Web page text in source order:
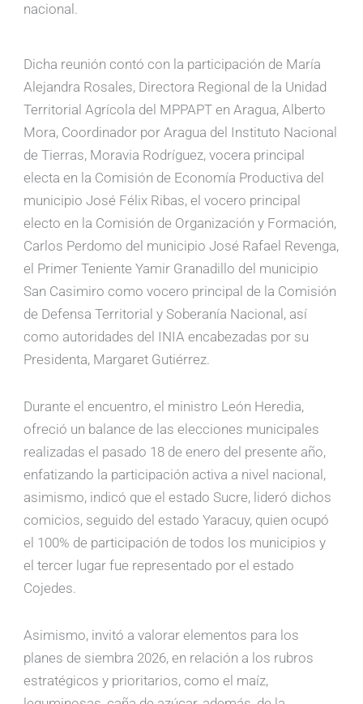
nacional.
Dicha reunión contó con la participación de María
Alejandra Rosales, Directora Regional de la Unidad
Territorial Agrícola del MPPAPT en Aragua, Alberto
Mora, Coordinador por Aragua del Instituto Nacional
de Tierras, Moravia Rodríguez, vocera principal
electa en la Comisión de Economía Productiva del
municipio José Félix Ribas, el vocero principal
electo en la Comisión de Organización y Formación,
Carlos Perdomo del municipio José Rafael Revenga,
el Primer Teniente Yamir Granadillo del municipio
San Casimiro como vocero principal de la Comisión
de Defensa Territorial y Soberanía Nacional, así
como autoridades del INIA encabezadas por su
Presidenta, Margaret Gutiérrez.
Durante el encuentro, el ministro León Heredia,
ofreció un balance de las elecciones municipales
realizadas el pasado 18 de enero del presente año,
enfatizando la participación activa a nivel nacional,
asimismo, indicó que el estado Sucre, lideró dichos
comicios, seguido del estado Yaracuy, quien ocupó
el 100% de participación de todos los municipios y
el tercer lugar fue representado por el estado
Cojedes.
Asimismo, invitó a valorar elementos para los
planes de siembra 2026, en relación a los rubros
estratégicos y prioritarios, como el maíz,